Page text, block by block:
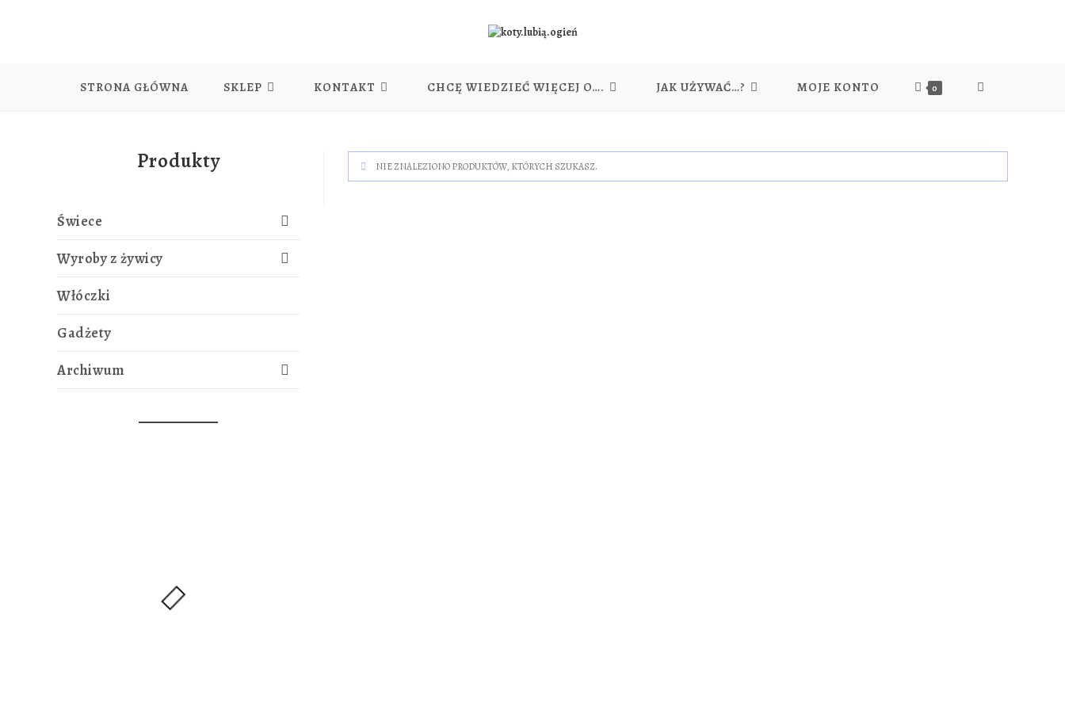
STRONA GŁÓWNA SKLEP KONTAKT CHCĘ WIEDZIEĆ WIĘCEJ O…. JAK UŻYWAĆ…? MOJE KONTO 0
NIE ZNALEZIONO PRODUKTÓW, KTÓRYCH SZUKASZ.
Produkty
Świece
Wyroby z żywicy
Włóczki
Gadżety
Archiwum